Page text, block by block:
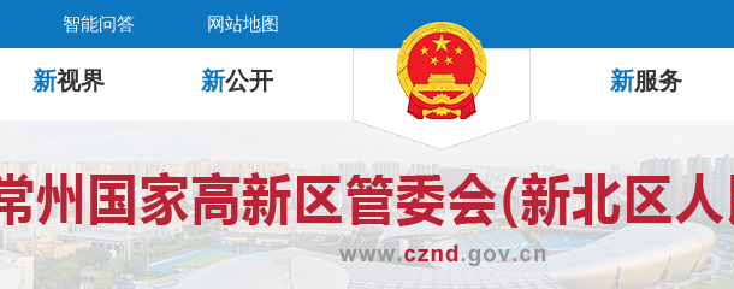
智能问答 网站地图
新视界 新公开 新服务